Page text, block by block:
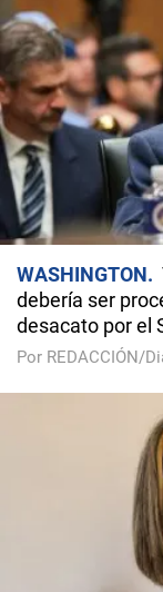
WASHINGTON
debería ser
desacato por el
Por REDACCIÓN/